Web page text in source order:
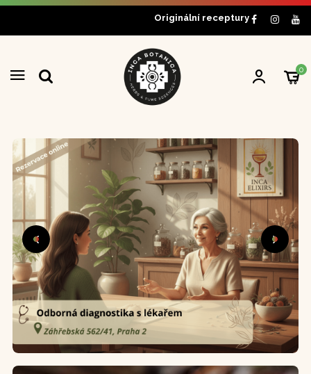
Originální receptury
0